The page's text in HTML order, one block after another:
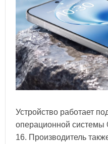
Устройство работает
операционной системы
16. Производитель